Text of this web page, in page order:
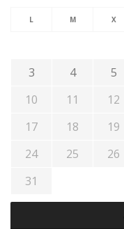
L M X
3
4 5
10
11 12
17
18 19
24
25 26
31